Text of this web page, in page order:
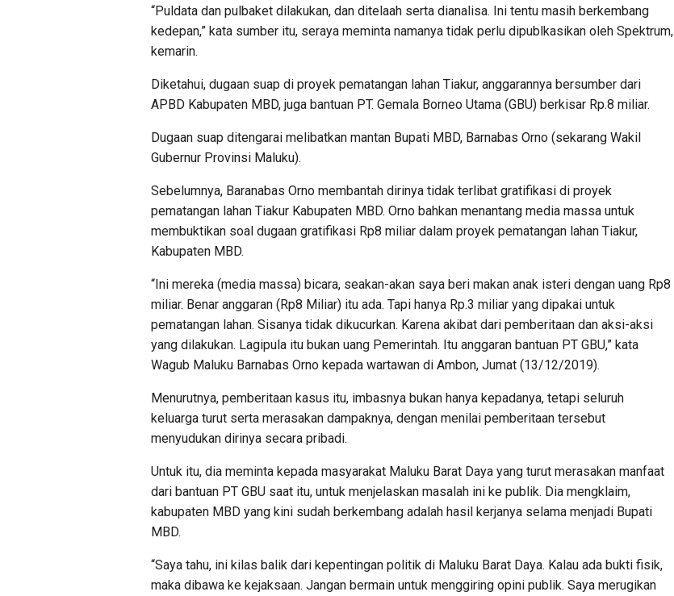
“Puldata dan pulbaket dilakukan, dan ditelaah serta dianalisa. Ini tentu masih berkembang
kedepan,” kata sumber itu, seraya meminta namanya tidak perlu dipublkasikan oleh Spektrum,
kemarin.
Diketahui, dugaan suap di proyek pematangan lahan Tiakur, anggarannya bersumber dari
APBD Kabupaten MBD, juga bantuan PT. Gemala Borneo Utama (GBU) berkisar Rp.8 miliar.
Dugaan suap ditengarai melibatkan mantan Bupati MBD, Barnabas Orno (sekarang Wakil
Gubernur Provinsi Maluku).
Sebelumnya, Baranabas Orno membantah dirinya tidak terlibat gratifikasi di proyek
pematangan lahan Tiakur Kabupaten MBD. Orno bahkan menantang media massa untuk
membuktikan soal dugaan gratifikasi Rp8 miliar dalam proyek pematangan lahan Tiakur,
Kabupaten MBD.
“Ini mereka (media massa) bicara, seakan-akan saya beri makan anak isteri dengan uang Rp8
miliar. Benar anggaran (Rp8 Miliar) itu ada. Tapi hanya Rp.3 miliar yang dipakai untuk
pematangan lahan. Sisanya tidak dikucurkan. Karena akibat dari pemberitaan dan aksi-aksi
yang dilakukan. Lagipula itu bukan uang Pemerintah. Itu anggaran bantuan PT GBU,” kata
Wagub Maluku Barnabas Orno kepada wartawan di Ambon, Jumat (13/12/2019).
Menurutnya, pemberitaan kasus itu, imbasnya bukan hanya kepadanya, tetapi seluruh
keluarga turut serta merasakan dampaknya, dengan menilai pemberitaan tersebut
menyudukan dirinya secara pribadi.
Untuk itu, dia meminta kepada masyarakat Maluku Barat Daya yang turut merasakan manfaat
dari bantuan PT GBU saat itu, untuk menjelaskan masalah ini ke publik. Dia mengklaim,
kabupaten MBD yang kini sudah berkembang adalah hasil kerjanya selama menjadi Bupati
MBD.
“Saya tahu, ini kilas balik dari kepentingan politik di Maluku Barat Daya. Kalau ada bukti fisik,
maka dibawa ke kejaksaan. Jangan bermain untuk menggiring opini publik. Saya merugikan